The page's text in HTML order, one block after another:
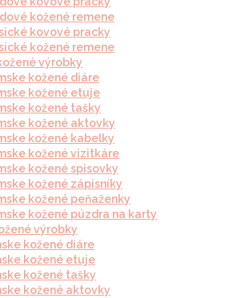
kožené remene
kovové pracky
kožené remene
výrobky
kožené diáre
kožené etuje
kožené tašky
kožené aktovky
kožené kabelky
kožené vizitkáre
kožené spisovky
kožené zápisníky
kožené peňaženky
kožené púzdra na karty
výrobky
kožené diáre
kožené etuje
kožené tašky
kožené aktovky